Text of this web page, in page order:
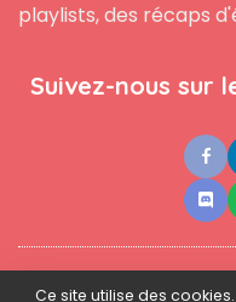
playlists, des récaps
Suivez-nous sur
Contact ●Newsletter
Ce site utilise des